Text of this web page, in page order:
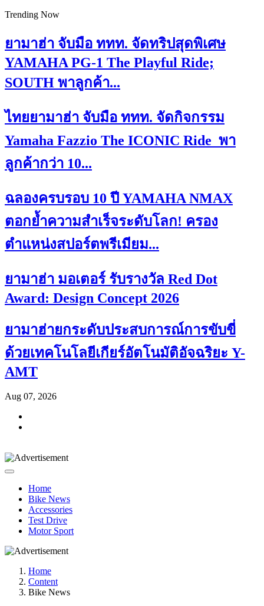
Trending Now
ยามาฮ่า จับมือ ททท. จัดทริปสุดพิเศษ
YAMAHA PG-1 The Playful Ride;
SOUTH พาลูกค้า...
ไทยยามาฮ่า จับมือ ททท. จัดกิจกรรม
Yamaha Fazzio The ICONIC Ride พา
ลูกค้ากว่า 10...
ฉลองครบรอบ 10 ปี YAMAHA NMAX
ตอกย้ำความสำเร็จระดับโลก! ครอง
ตำแหน่งสปอร์ตพรีเมียม...
ยามาฮ่า มอเตอร์ รับรางวัล Red Dot
Award: Design Concept 2026
ยามาฮ่ายกระดับประสบการณ์การขับขี่
ด้วยเทคโนโลยีเกียร์อัตโนมัติอัจฉริยะ Y-
AMT
Aug 07, 2026
Home
Bike News
Accessories
Test Drive
Motor Sport
Home
Content
Bike News